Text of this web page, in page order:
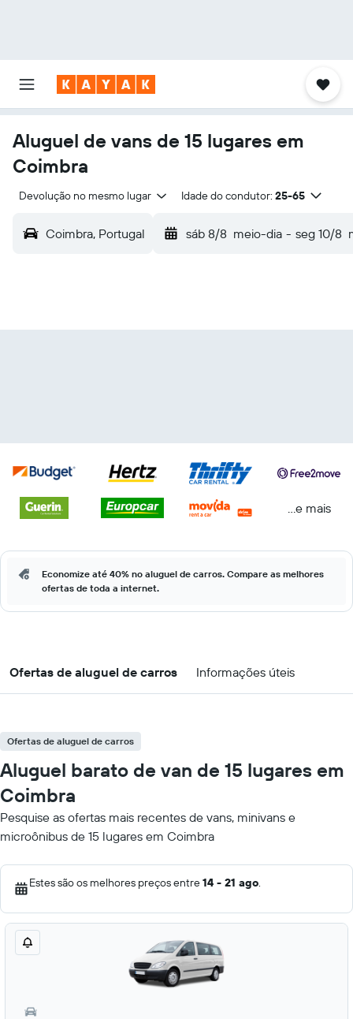
Aluguel de vans de 15 lugares em
Coimbra
Devolução no mesmo lugar Idade do condutor: 25-65
Coimbra, Portugal sáb 8/8 meio-dia - seg 10/8
...e mais
Economize até 40% no aluguel de carros. Compare as melhores
ofertas de toda a internet.
Ofertas de aluguel de carros Informações úteis
Ofertas de aluguel de carros
Aluguel barato de van de 15 lugares em
Coimbra
Pesquise as ofertas mais recentes de vans, minivans e
microônibus de 15 lugares em Coimbra
Estes são os melhores preços entre14 - 21 ago.